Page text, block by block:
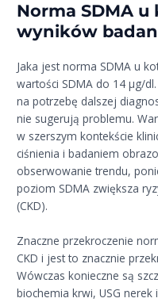
Norma SDMA
wyników
Jaka jest norma SDMA u
wartości SDMA do 14 µg/
na potrzebę dalszej
nie sugerują problemu.
w szerszym kontekście
ciśnienia i badaniem
obserwowanie trendu,
poziom SDMA zwiększa
(CKD).
Znaczne przekroczenie
CKD i jest to znacznie
Wówczas konieczne są
biochemia krwi, USG